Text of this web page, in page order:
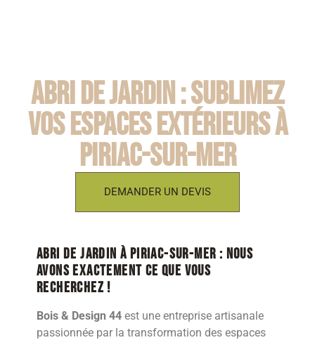
Abri de jardin : Sublimez
vos espaces extérieurs à
Piriac-sur-Mer
DEMANDER UN DEVIS
Abri de jardin à Piriac-sur-Mer : nous
avons exactement ce que vous
recherchez !
Bois & Design 44 est une entreprise artisanale
passionnée par la transformation des espaces